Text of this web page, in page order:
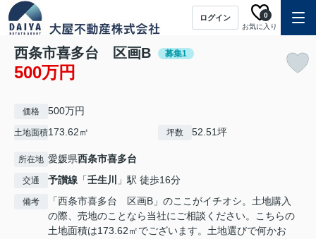
ログイン
お気に入り
0
西条市喜多台 区画B 募集1
500万円
価格 500万円
土地面積173.62㎡ 坪数 52.51坪
所在地 愛媛県西条市喜多台
交通 予讃線 「壬生川 」駅 徒歩16分
備考
「西条市喜多台 区画B」のここがイチオシ。土地購入
の際、売地のことなら当社にご相談ください。こちらの
土地面積は173.62㎡でございます。土地選びで何かお